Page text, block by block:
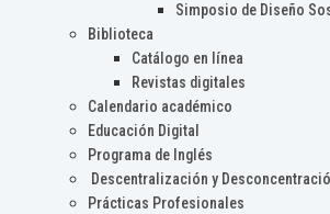
Simposio de Diseño
Biblioteca
Catálogo en línea
Revistas digitales
Calendario académico
Educación Digital
Programa de Inglés
Descentralización y
Prácticas Profesionales